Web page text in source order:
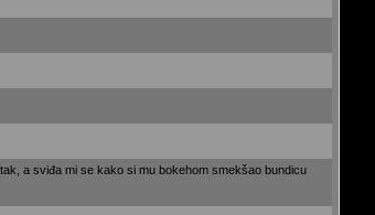
a sviđa mi se kako si mu bokehom smekšao bundicu